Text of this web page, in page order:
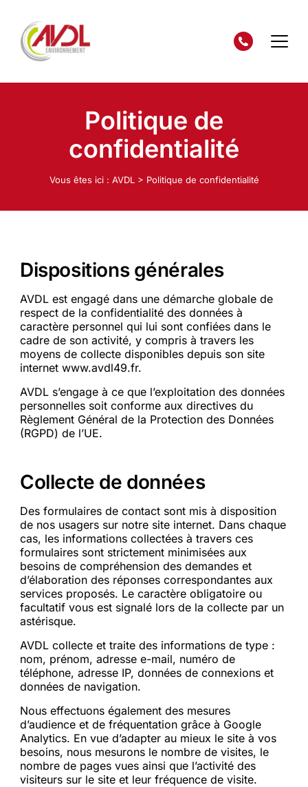
Politique de
confidentialité
Vous êtes ici : AVDL > Politique de confidentialité
Dispositions générales
AVDL est engagé dans une démarche globale de
respect de la confidentialité des données à
caractère personnel qui lui sont confiées dans le
cadre de son activité, y compris à travers les
moyens de collecte disponibles depuis son site
internet www.avdl49.fr.
AVDL s’engage à ce que l’exploitation des données
personnelles soit conforme aux directives du
Règlement Général de la Protection des Données
(RGPD) de l’UE.
Collecte de données
Des formulaires de contact sont mis à disposition
de nos usagers sur notre site internet. Dans chaque
cas, les informations collectées à travers ces
formulaires sont strictement minimisées aux
besoins de compréhension des demandes et
d’élaboration des réponses correspondantes aux
services proposés. Le caractère obligatoire ou
facultatif vous est signalé lors de la collecte par un
astérisque.
AVDL collecte et traite des informations de type :
nom, prénom, adresse e-mail, numéro de
téléphone, adresse IP, données de connexions et
données de navigation.
Nous effectuons également des mesures
d’audience et de fréquentation grâce à Google
Analytics. En vue d’adapter au mieux le site à vos
besoins, nous mesurons le nombre de visites, le
nombre de pages vues ainsi que l’activité des
visiteurs sur le site et leur fréquence de visite.